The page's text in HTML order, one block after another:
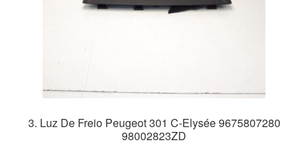
3. Luz De Freio Peugeot 301 C-Elysée 9675807280
98002823ZD